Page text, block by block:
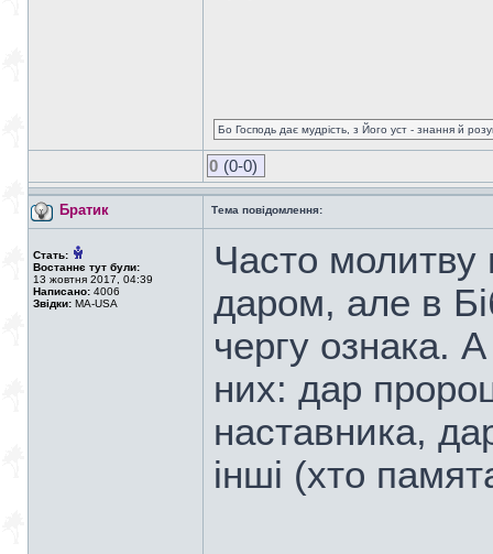
Бо Господь дає мудрість, з Його уст - знання й
0 (0-0)
Братик Тема повідомлення:
Стать:
Востаннє тут були:
13 жовтня 2017, 04:39
Написано: 4006
Звідки: MA-USA
Часто молитву
даром, але в
чергу ознака.
них: дар
наставника,
інші (хто